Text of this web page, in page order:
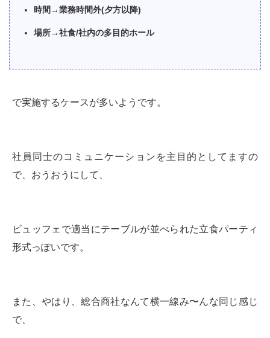
時間→業務時間外(夕方以降)
場所→社食/社内の多目的ホール
で実施するケースが多いようです。
社員同士のコミュニケーションを主目的としてますの
で、おうおうにして、
ビュッフェで適当にテーブルが並べられた立食パーティ
形式っぽいです。
また、やはり、総合商社なんて横一線み〜んな同じ感じ
で、